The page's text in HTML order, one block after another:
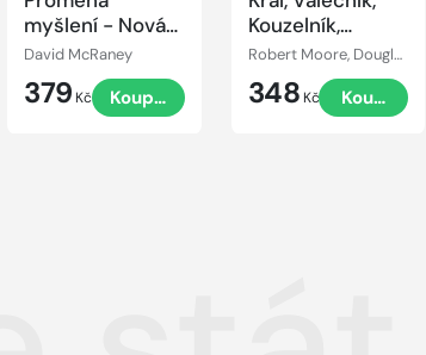
myšlení - Nová
věda o víře,
názoru a
přesvědčování
David McRaney
379 Kč Koupit
Kouzelník,
Milovník
Robert Moore, Douglas Gillette
348 Kč Koupit